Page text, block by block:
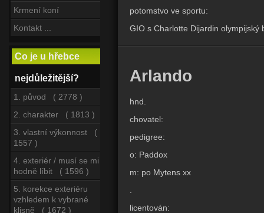
Krmení koní
Kontakt ...
Co je u hřebce
nejdůležitější?
1. původ ( 2778 )
2. charakter ( 1813 )
3. vlastní výkonnost (
1557 )
4. exteriér / musí se mi
hodně líbit ( 1596 )
5. korekce exteriéru
vzhledem k vybrané
klisně ( 1672 )
potomstvo ve sportu:
GIO s Charlotte Dijardin olympijský
Arlando
hnd.
chovatel:
pedigree:
o: Paddox
m: po Mytens xx
licentován: